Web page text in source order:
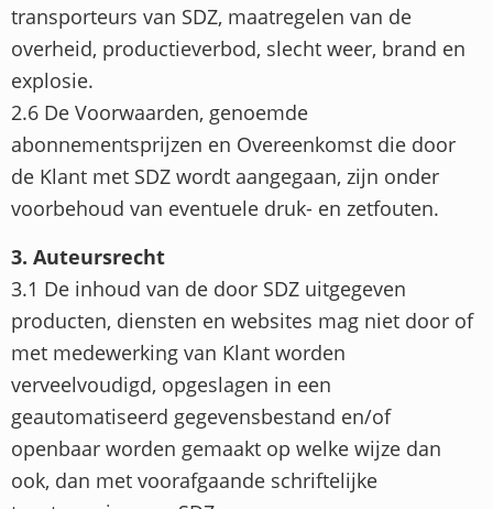
transporteurs van SDZ, maatregelen van de
overheid, productieverbod, slecht weer, brand en
explosie.
2.6 De Voorwaarden, genoemde
abonnementsprijzen en Overeenkomst die door
de Klant met SDZ wordt aangegaan, zijn onder
voorbehoud van eventuele druk- en zetfouten.
3. Auteursrecht
3.1 De inhoud van de door SDZ uitgegeven
producten, diensten en websites mag niet door of
met medewerking van Klant worden
verveelvoudigd, opgeslagen in een
geautomatiseerd gegevensbestand en/of
openbaar worden gemaakt op welke wijze dan
ook, dan met voorafgaande schriftelijke